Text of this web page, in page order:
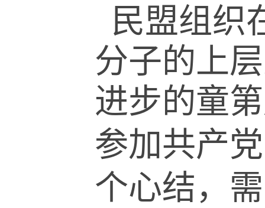
民盟组织
分子的上
进步的童
参加共产党
个心结，